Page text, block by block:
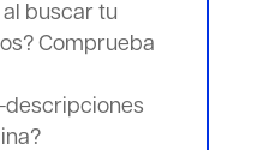
buscar tu
Comprueba
descripciones